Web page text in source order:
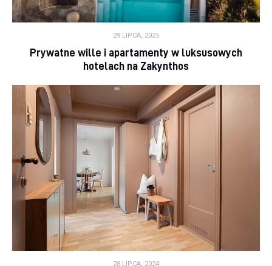
29 LIPCA, 2025
Prywatne wille i apartamenty w luksusowych
hotelach na Zakynthos
28 LIPCA, 2024